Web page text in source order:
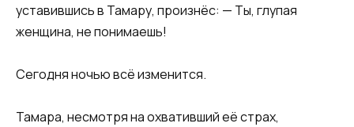
уставившись в Тамару, произнёс: — Ты, глупая
женщина, не понимаешь!
Сегодня ночью всё изменится.
Тамара, несмотря на охвативший её страх,